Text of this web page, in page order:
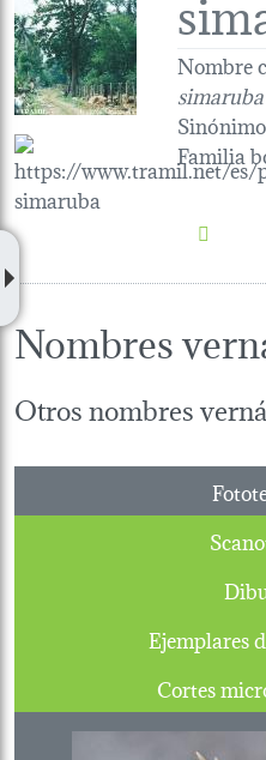
Nombre
simaruba
Familia
Nombres
Otros nombres